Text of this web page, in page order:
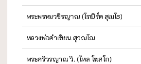
พระพรหมวชิรญาณ (โรเบิร์ต สุเมโธ)
หลวงพ่อคำเขียน สุวณฺโณ
พระศรีวรญาณ วิ. (ไหล โฆสโก)